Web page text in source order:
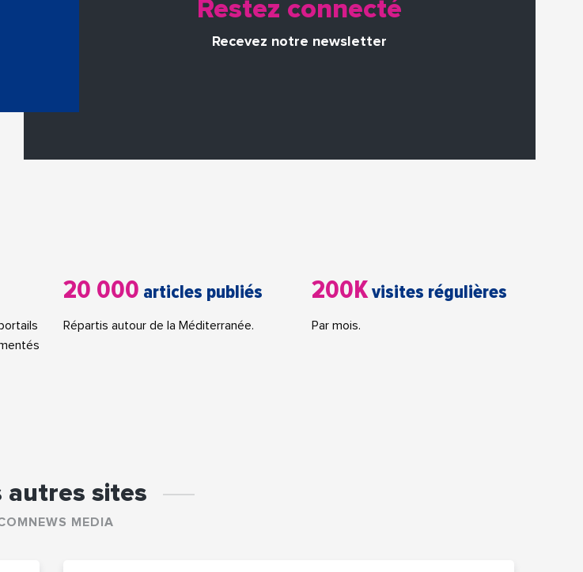
Restez connecté
Recevez notre newsletter
20 000 articles publiés
Répartis autour de la Méditerranée.
200Kvisites régulières
Par mois.
autres sites
MEDIA